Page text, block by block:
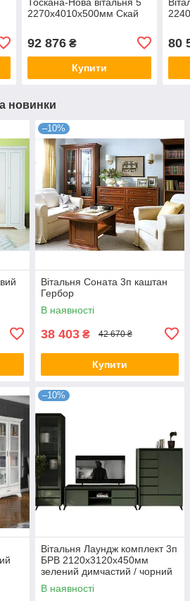
2270х4010х500мм Скай
92 876₴
Купити
80
новинки
–10%
Вітальня Соната 3п каштан
Гербор
В наявності
38 403 ₴ 42 670 ₴
Купити
–10%
Вітальня Лаундж комплект 3п
БРВ 2120х3120х450мм
зелений димчастий / чорний
В наявності